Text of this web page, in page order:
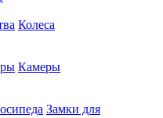
Колеса
Камеры
Замки для